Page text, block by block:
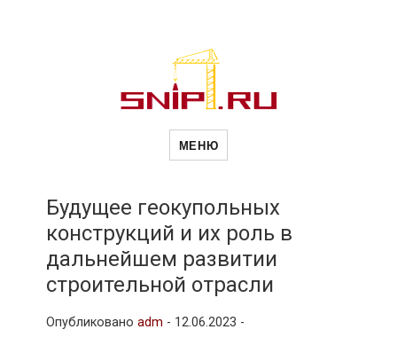
Новости
и
рубрики
МЕНЮ
Будущее геокупольных
конструкций и их роль в
дальнейшем развитии
строительной отрасли
Опубликовано adm - 12.06.2023 -